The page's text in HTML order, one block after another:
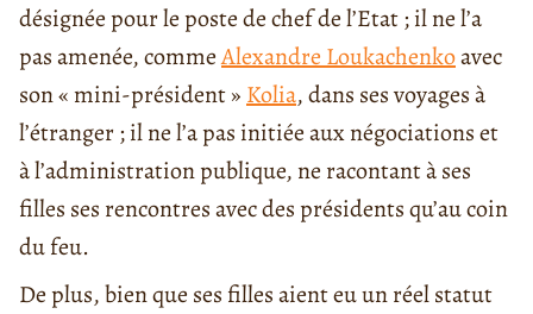
désignée pour le poste de chef de l’Etat ; il ne l’a
pas amenée, commeAlexandre Loukachenkoavec
son « mini-président » Kolia, dans ses voyages à
l’étranger ; il ne l’a pas initiée aux négociations et
à l’administration publique, ne racontant à ses
filles ses rencontres avec des présidents qu’au coin
du feu.
De plus, bien que ses filles aient eu un réel statut